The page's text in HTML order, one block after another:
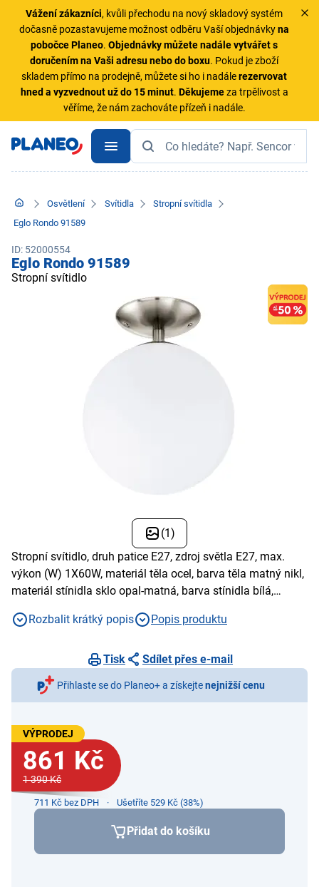
Vážení zákazníci, kvůli přechodu na nový skladový systém
dočasně pozastavujeme možnost odběru Vaší objednávkyna
pobočce Planeo.Objednávky můžete nadále vytvářet s
doručením na Vaši adresu nebo do boxu. Pokud je zboží
skladem přímo na prodejně, můžete si ho i nadálerezervovat
hned a vyzvednout už do 15 minut. Děkujemeza trpělivost a
věříme, že nám zachováte přízeň i nadále.
Osvětlení Svítidla
Stropní svítidla
Eglo Rondo 91589
ID: 52000554
Eglo Rondo 91589
Stropní svítidlo
(1)
Stropní svítidlo, druh patice E27, zdroj světla E27, max.
výkon (W) 1X60W, materiál těla ocel, barva těla matný nikl,
materiál stínidla sklo opal-matná, barva stínidla bílá,
Rozbalit krátký popis
Popis produktu
Tisk Sdílet přes e-mail
Přihlaste se do Planeo+ a získejtenejnižší cenu
VÝPRODEJ
861 Kč
1 390 Kč
711 Kč bez DPH Ušetříte 529 Kč (38%)
Přidat do košíku